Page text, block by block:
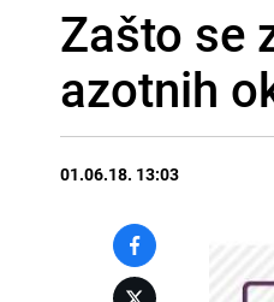
Zašto se
azotnih
01.06.18. 13:03